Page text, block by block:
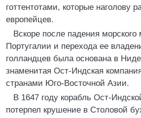
готтентотами, которые наголову
европейцев.
Вскоре после падения морского
Португалии и перехода ее
голландцев была основана в
знаменитая Ост-Индская
странами Юго-Восточной Азии.
В 1647 году корабль Ост-
потерпел крушение в Столовой